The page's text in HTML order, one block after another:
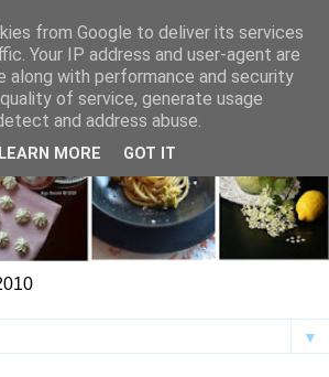
▼
from Google to deliver its services
Your IP address and user-agent are
along with performance and security
of service, generate usage
and address abuse.
LEARN MORE GOT IT